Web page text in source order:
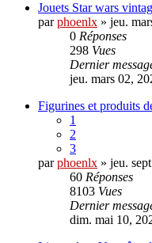
Jouets Star wars
parphoenlx » jeu.
0 Réponses
298 Vues
Dernier
jeu. mars 02,
Figurines et produits
1
2
3
parphoenlx » jeu.
60 Réponses
8103 Vues
Dernier
dim. mai 10,